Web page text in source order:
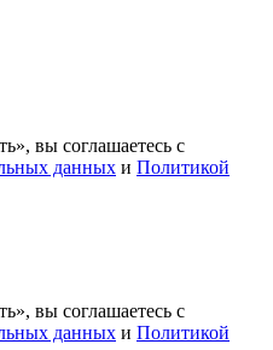
вы соглашаетесь с
данных и Политикой
вы соглашаетесь с
данных и Политикой